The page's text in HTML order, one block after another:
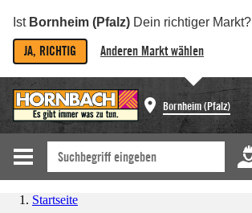
Ist Bornheim (Pfalz) Dein richtiger Markt?
JA, RICHTIG Anderen Markt wählen
Bornheim (Pfalz)
Startseite